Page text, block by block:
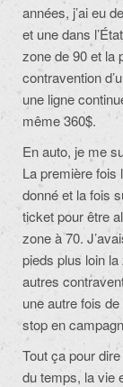
années, j’ai eu
et une dans
zone de 90 et la
contravention
une ligne
même 360$.
En auto, je me
La première fois
donné et la fois
ticket pour être
zone à 70.
pieds plus loin la
autres
une autre fois
stop en
Tout ça pour
du temps, la vie